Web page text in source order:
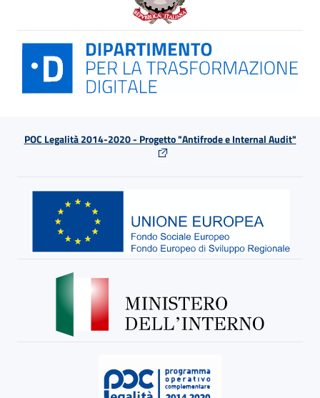
POC Legalità 2014-2020 - Progetto "Antifrode e Internal Audit"